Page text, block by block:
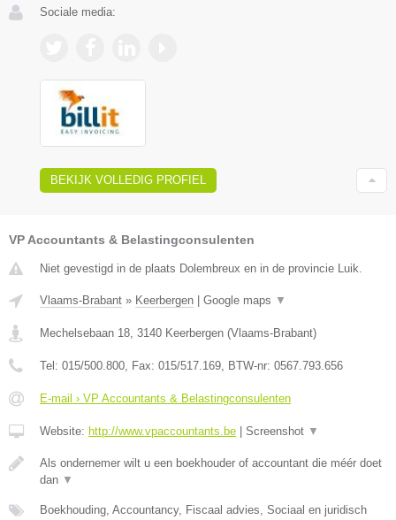
Sociale media:
BEKIJK VOLLEDIG PROFIEL
VP Accountants & Belastingconsulenten
Niet gevestigd in de plaats Dolembreux en in de provincie Luik.
Vlaams-Brabant » Keerbergen Google maps ▼
Mechelsebaan 18, 3140 Keerbergen (Vlaams-Brabant)
Tel: 015/500.800, Fax: 015/517.169, BTW-nr: 0567.793.656
E-mail › VP Accountants & Belastingconsulenten
Website: http://www.vpaccountants.be Screenshot ▼
Als ondernemer wilt u een boekhouder of accountant die méér doet
dan ▼
Boekhouding, Accountancy, Fiscaal advies, Sociaal en juridisch